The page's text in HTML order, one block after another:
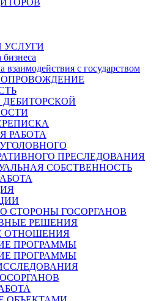
УСЛУГИ
взаимодействия с государством
РАБОТА
ПРЕСЛЕДОВАНИЯ
СОБСТВЕННОСТЬ
СТОРОНЫ ГОСОРГАНОВ
РЕШЕНИЯ
ОТНОШЕНИЯ
ПРОГРАММЫ
ПРОГРАММЫ